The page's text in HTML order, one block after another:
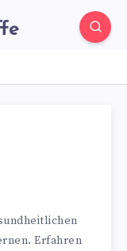
Erfahren